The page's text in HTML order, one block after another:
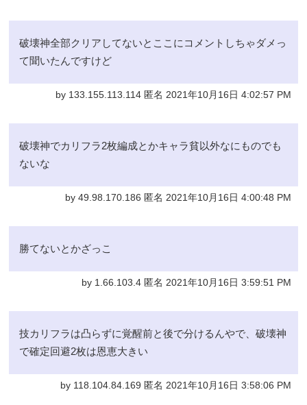
破壊神全部クリアしてないとここにコメントしちゃダメっ
て聞いたんですけど
by 133.155.113.114 匿名 2021年10月16日 4:02:57 PM
破壊神でカリフラ2枚編成とかキャラ貧以外なにものでも
ないな
by 49.98.170.186 匿名 2021年10月16日 4:00:48 PM
勝てないとかざっこ
by 1.66.103.4 匿名 2021年10月16日 3:59:51 PM
技カリフラは凸らずに覚醒前と後で分けるんやで、破壊神
で確定回避2枚は恩恵大きい
by 118.104.84.169 匿名 2021年10月16日 3:58:06 PM